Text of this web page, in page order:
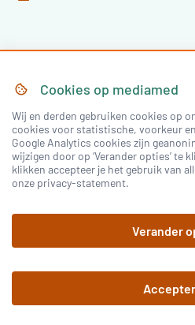
Home
Nascholing
Congressen
Cookies op mediamed
Wij en derden gebruiken cookies op
cookies voor statistische, voorkeur
Google Analytics cookies zijn
wijzigen door op ‘Verander opties’ te
klikken accepteer je het gebruik van
onze privacy-statement.
Verander